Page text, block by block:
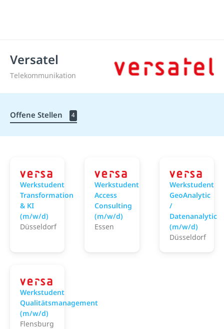
Versatel
Telekommunikation
Offene Stellen 4
Versatel
Werkstudent
Transformation
& KI
(m/w/d)
Düsseldorf
Versatel
Werkstudent
Access
Consulting
(m/w/d)
Essen
Werkstudent
GeoAnalytic
/
Datenanalytic
(m/w/d)
Düsseldorf
Werkstudent
Qualitätsmanagement
(m/w/d)
Flensburg